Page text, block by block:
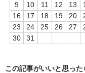
9
10 11 12 13
16
17 18 19 20
23
24 25 26 27
30
31
この記事がいいと思っ